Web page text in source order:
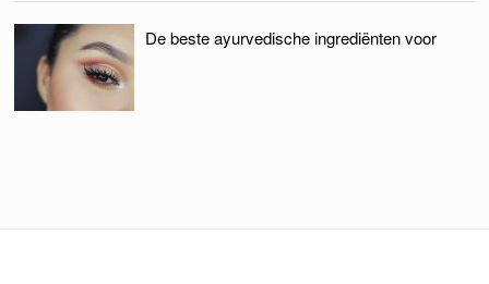
De beste ayurvedische ingrediënten voor